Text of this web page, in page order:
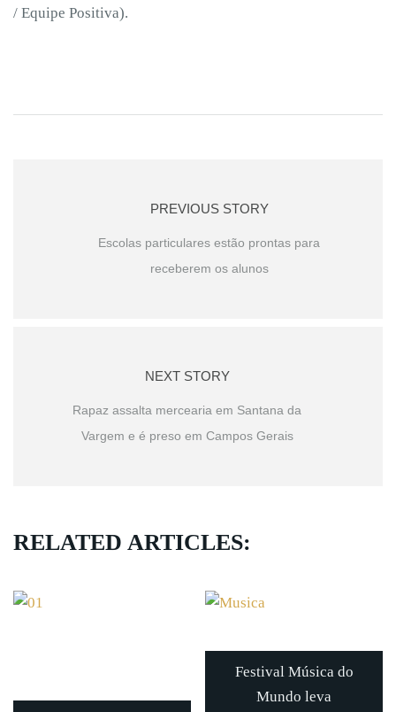
/ Equipe Positiva).
PREVIOUS STORY
Escolas particulares estão prontas para
receberem os alunos
NEXT STORY
Rapaz assalta mercearia em Santana da
Vargem e é preso em Campos Gerais
RELATED ARTICLES:
Festival Música do
Mundo leva